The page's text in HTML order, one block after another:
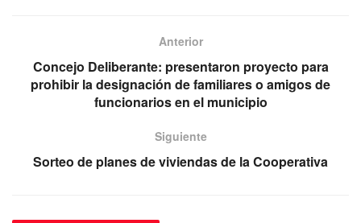
b
o
A
p
p
gr
a
m
Anterior
Concejo Deliberante: presentaron proyecto para
prohibir la designación de familiares o amigos de
funcionarios en el municipio
Siguiente
Sorteo de planes de viviendas de la Cooperativa